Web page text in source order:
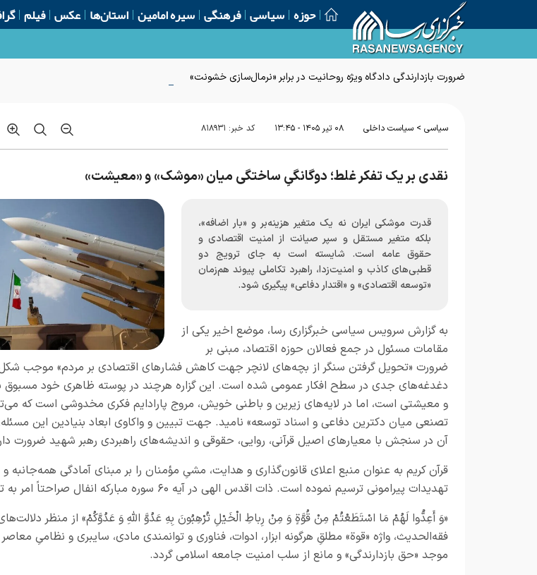
حوزه سیاسی فرهنگی سیره امامین استان‌ها عکس فیلم
ضرورت بازدارندگی دادگاه ویژه روحانیت در برابر «نرمال‌سازی خشونت»
سیاسی > سیاست داخلی ۰۸ تير ۱۴۰۵ - ۱۳:۴۵ کد خبر: ۸۱۸۹۳۱
نقدی بر یک تفکر غلط؛ دوگانگیِ ساختگی میان «موشک» و «معیشت»
قدرت موشکی ایران نه یک متغیر هزینه‌بر و «بار اضافه»،
بلکه متغیر مستقل و سپر صیانت از امنیت اقتصادی و
حقوق عامه است. شایسته است به جای ترویج دو
قطبی‌های کاذب و امنیت‌زدا، راهبرد تکاملی پیوند هم‌زمان
«توسعه اقتصادی» و «اقتدار دفاعی» پیگیری شود.
به گزارش سرویس سیاسی خبرگزاری رسا، موضع اخیر یکی از
مقامات مسئول در جمع فعالان حوزه اقتصاد، مبنی بر
ضرورت «تحویل گرفتن سنگر از بچه‌های لانچر جهت کاهش فشارهای اقتصادی بر مردم» موجب
دغدغه‌های جدی در سطح افکار عمومی شده است. این گزاره هرچند در پوسته ظاهری خود مسبوق
و معیشتی است، اما در لایه‌های زیرین و باطنی خویش، مروج پارادایم فکری مخدوشی است که
تصنعی میان دکترین دفاعی و اسناد توسعه» نامید. جهت تبیین و واکاوی ابعاد بنیادین این
آن در سنجش با معیارهای اصیل قرآنی، روایی، حقوقی و اندیشه‌های راهبردی رهبر شهید ضرورت
قرآن کریم به عنوان منبع اعلای قانون‌گذاری و هدایت، مشیِ مؤمنان را بر مبنای آمادگی همه‌جانبه و
تهدیدات پیرامونی ترسیم نموده است. ذات اقدس الهی در آیه ۶۰ سوره مبارکه انفال صراحتاً امر
«وَ أَعِدُّوا لَهُمْ مَا اسْتَطَعْتُمْ مِنْ قُوَّةٍ وَ مِنْ رِباطِ الْخَیْلِ تُرْهِبُونَ بِهِ عَدُوَّ اللَّهِ وَ عَدُوَّکُمْ» از منظر
فقه‌الحدیث، واژه «قوة» مطلقِ هرگونه ابزار، ادوات، فناوری و توانمندی مادی، سایبری و نظامیِ
موجد «حق بازدارندگی» و مانع از سلب امنیت جامعه اسلامی گردد.